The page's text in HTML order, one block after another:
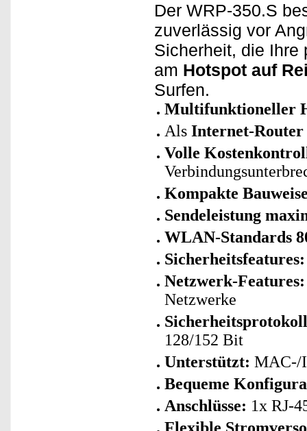
Der WRP-350.S
zuverlässig vor
Sicherheit, die Ihre
am Hotspot auf
Surfen.
Multifunktioneller
Als Internet-Router
Volle
Kompakte
Sendeleistung
WLAN-Standards
Sicherheitsfeatures:
Netzwerk-
Netzwerke
128/152 Bit
Unterstützt: MAC-/
Bequeme
Anschlüsse: 1x RJ-